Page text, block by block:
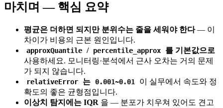
마치며 — 핵심 요약
평균은 더하면 되지만 분위수는 줄을 세워야 한다— 이
차이가 비용의 근본 원인입니다.
approxQuantile / percentile_approx
를 기본값으로
사용하세요. 모니터링·분석에서 근사 오차는 거의 문제
가 되지 않습니다.
relativeError 는 0.001~0.01
이 실무에서 속도와 정
확도의 좋은 균형점입니다.
이상치 탐지에는 IQR 을 — 분포가 치우쳐 있어도 견고